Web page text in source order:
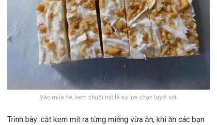
Vào mùa hè, kem chuối mít là sự lựa chọn tuyệt vời.
Trình bày: cắt kem mít ra từng miếng vừa ăn, khi ăn các bạn